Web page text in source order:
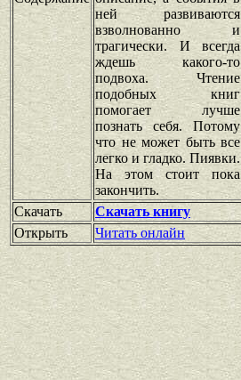
ней развиваются
взволнованно и
трагически. И всегда
ждешь какого-то
подвоха. Чтение
подобных книг
помогает лучше
познать себя. Потому
что не может быть все
легко и гладко. Пиявки.
На этом стоит пока
закончить.
Скачать
Скачать книгу
Открыть
Читать онлайн